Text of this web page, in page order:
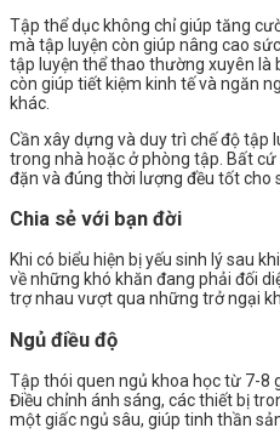
Tập thể dục không chỉ giúp tăng
mà tập luyện còn giúp nâng cao
tập luyện thể thao thường xuyên là
còn giúp tiết kiệm kinh tế và ngăn
khác.
Cần xây dựng và duy trì chế độ tập
trong nhà hoặc ở phòng tập. Bất
đặn và đúng thời lượng đều tốt cho
Chia sẻ với bạn đời
Khi có biểu hiện bị yếu sinh lý sau
về những khó khăn đang phải đối
trợ nhau vượt qua những trở ngại
Ngủ điều độ
Tập thói quen ngủ khoa học từ 7-8
Điều chỉnh ánh sáng, các thiết bị
một giấc ngủ sâu, giúp tinh thần